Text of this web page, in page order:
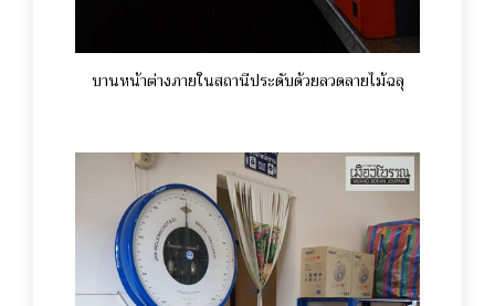
บานหน้าต่างภายในสถานีประดับด้วยลวดลายไม้ฉลุ